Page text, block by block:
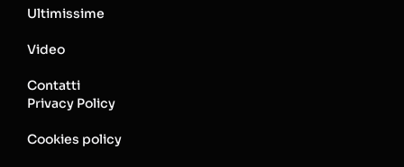
Ultimissime
Video
Contatti
Privacy Policy
Cookies policy